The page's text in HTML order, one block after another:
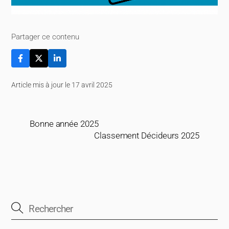
Partager ce contenu
Article mis à jour le 17 avril 2025
Bonne année 2025
Classement Décideurs 2025